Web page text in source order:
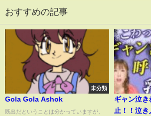
おすすめの記事
未分類
Gola Gola Ashok
既出だということは分かっていますが、
ギャン泣
止！！泣